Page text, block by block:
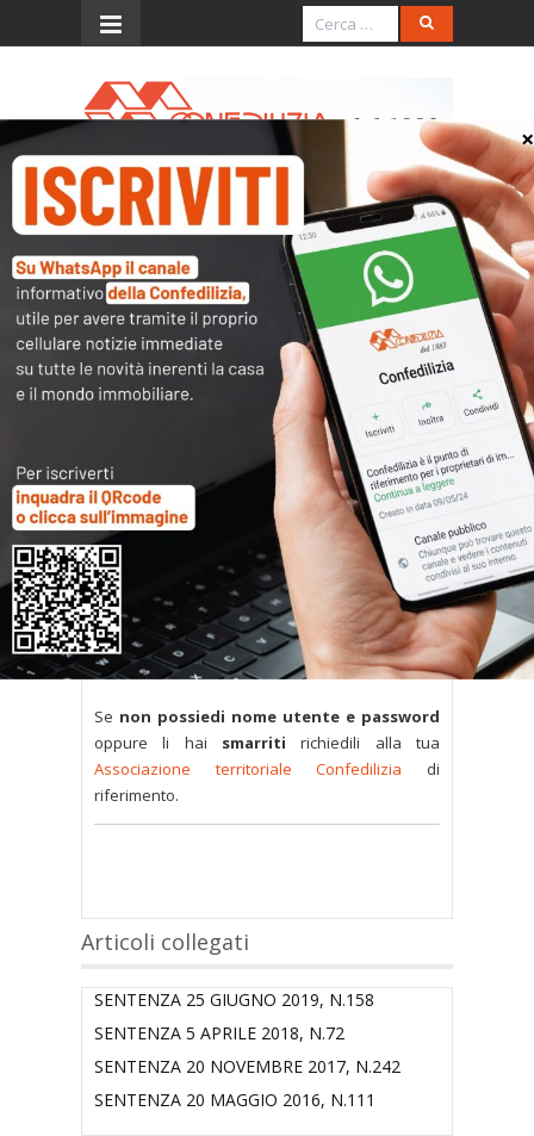
Menu
SENTENZA DEL 28
NOVEMBRE 2003, N. 345
(trattamento fiscale
agevolato per gli immobili
di interesse storico o
artistico)
L’accesso al contenuto
completo è riservato ai
soli utenti abilitati.
Tutti i documenti presenti nelle Banche dati
sono
a disposizione dei soci
ma per poterli
consultare occorreinserire i dati di accesso
nel modulo a destra della pagina.
Se non possiedi nome utente e password
oppure li hai smarriti richiedili alla tua
Associazione territoriale Confedilizia di
riferimento.
Articoli collegati
SENTENZA 25 GIUGNO 2019, N.158
SENTENZA 5 APRILE 2018, N.72
SENTENZA 20 NOVEMBRE 2017, N.242
SENTENZA 20 MAGGIO 2016, N.111